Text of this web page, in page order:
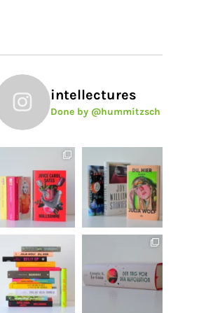
intellectures
Done by @hummitzsch